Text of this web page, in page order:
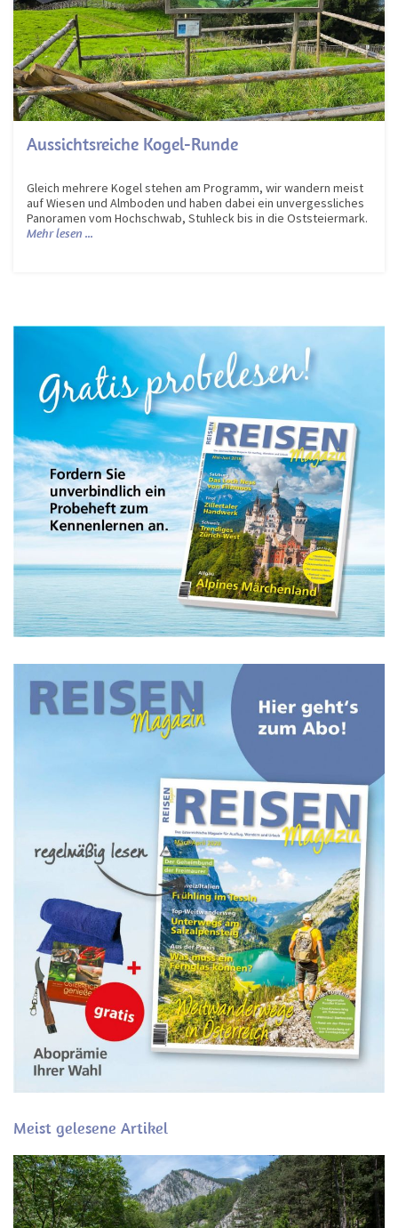
Aussichtsreiche Kogel-Runde
Gleich mehrere Kogel stehen am Programm, wir wandern meist
auf Wiesen und Almboden und haben dabei ein unvergessliches
Panoramen vom Hochschwab, Stuhleck bis in die Oststeiermark.
Mehr lesen ...
Meist gelesene Artikel